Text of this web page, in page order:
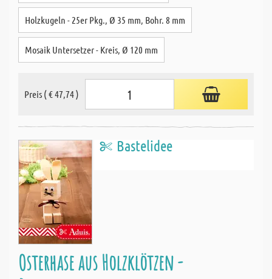
Holzkugeln - 25er Pkg., Ø 35 mm, Bohr. 8 mm
Mosaik Untersetzer - Kreis, Ø 120 mm
Preis ( € 47,74 )
Bastelidee
Osterhase aus Holzklötzen -